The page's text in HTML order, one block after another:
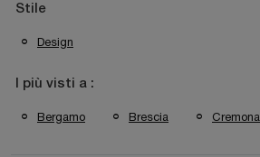
Stile
Design
I più visti a :
Bergamo Brescia Cremona